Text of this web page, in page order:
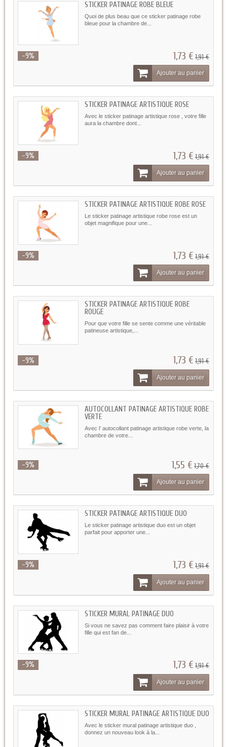
STICKER PATINAGE ROBE BLEUE
Quoi de plus beau que ce sticker patinage robe
bleue pour la chambre de...
-9% 1,73 € 1,91 €
Ajouter au panier
STICKER PATINAGE ARTISTIQUE ROSE
Avec le sticker patinage artistique rose , votre fille
aura la chambre dont...
-9% 1,73 € 1,91 €
Ajouter au panier
STICKER PATINAGE ARTISTIQUE ROBE ROSE
Le sticker patinage artistique robe rose est un
objet magnifique pour une...
-9% 1,73 € 1,91 €
Ajouter au panier
STICKER PATINAGE ARTISTIQUE ROBE
ROUGE
Pour que votre fille se sente comme une véritable
patineuse artistique,...
-9% 1,73 €1,91 €
Ajouter au panier
AUTOCOLLANT PATINAGE ARTISTIQUE ROBE
VERTE
Avec l’ autocollant patinage artistique robe verte, la
chambre de votre...
-9% 1,55 €1,70 €
Ajouter au panier
STICKER PATINAGE ARTISTIQUE DUO
Le sticker patinage artistique duo est un objet
parfait pour apporter une...
-9% 1,73 €1,91 €
Ajouter au panier
STICKER MURAL PATINAGE DUO
Si vous ne savez pas comment faire plaisir à votre
fille qui est fan de...
-9% 1,73 €1,91 €
Ajouter au panier
STICKER MURAL PATINAGE ARTISTIQUE DUO
Avec le sticker mural patinage artistique duo ,
donnez un nouveau look à la...